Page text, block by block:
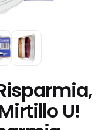
U!